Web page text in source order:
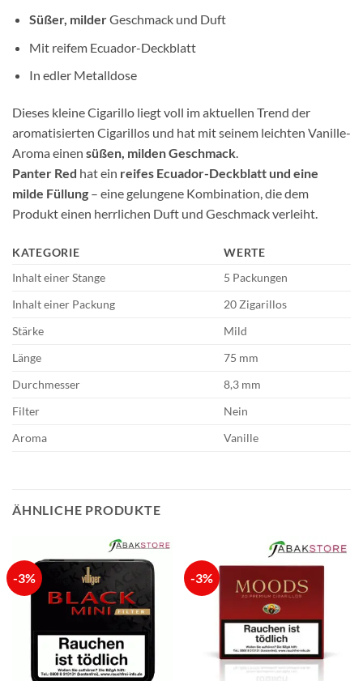
Süßer, milderGeschmack und Duft
Mit reifem Ecuador-Deckblatt
In edler Metalldose
Dieses kleine Cigarillo liegt voll im aktuellen Trend der
aromatisierten Cigarillos und hat mit seinem leichten Vanille-
Aroma einen süßen, milden Geschmack.
Panter Red hat ein reifes Ecuador-Deckblatt und eine
milde Füllung – einegelungene Kombination, die dem
Produkt einen herrlichen Duft und Geschmack verleiht.
KATEGORIE
WERTE
Inhalt einer Stange
5 Packungen
Inhalt einer Packung
20 Zigarillos
Stärke
Mild
Länge
75 mm
Durchmesser
8,3 mm
Filter
Nein
Aroma
Vanille
ÄHNLICHE PRODUKTE
-3% -3%